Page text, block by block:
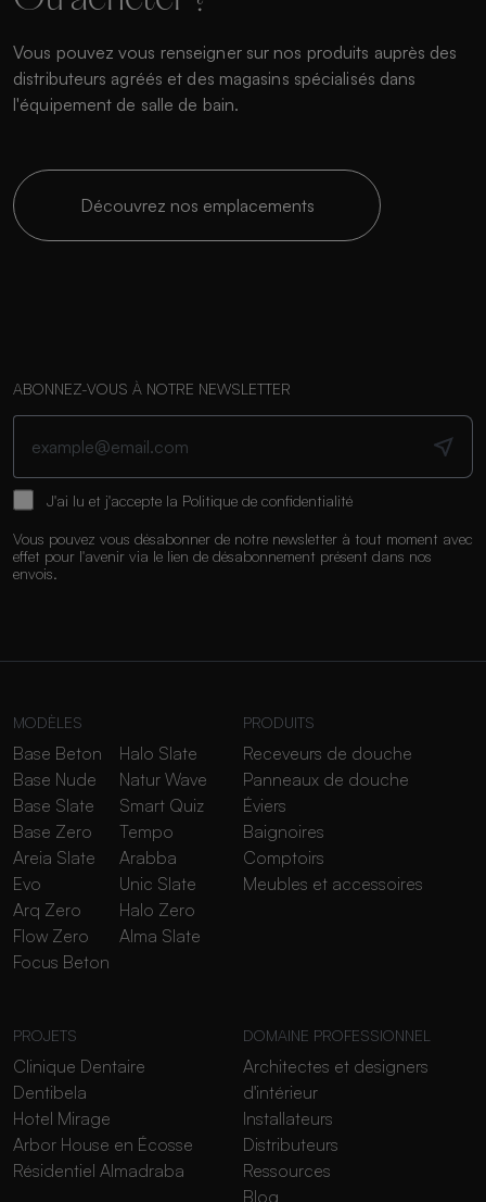
Vous pouvez vous renseigner sur nos produits auprès des
distributeurs agréés et des magasins spécialisés dans
l'équipement de salle de bain.
Découvrez nos emplacements
ABONNEZ-VOUS À NOTRE NEWSLETTER
J'ai lu et j'accepte la Politique de confidentialité
Vous pouvez vous désabonner de notre newsletter à tout moment avec
effet pour l'avenir via le lien de désabonnement présent dans nos
envois.
MODÈLES
Base Beton
Base Nude
Base Slate
Base Zero
Areia Slate
Evo
Arq Zero
Flow Zero
Focus Beton
Halo Slate
Natur Wave
Smart Quiz
Tempo
Arabba
Unic Slate
Halo Zero
Alma Slate
PRODUITS
Receveurs de douche
Panneaux de douche
Éviers
Baignoires
Comptoirs
Meubles et accessoires
PROJETS
Clinique Dentaire
Dentibela
Hotel Mirage
Arbor House en Écosse
Résidentiel Almadraba
DOMAINE PROFESSIONNEL
Architectes et designers
d'intérieur
Installateurs
Distributeurs
Ressources
Blog